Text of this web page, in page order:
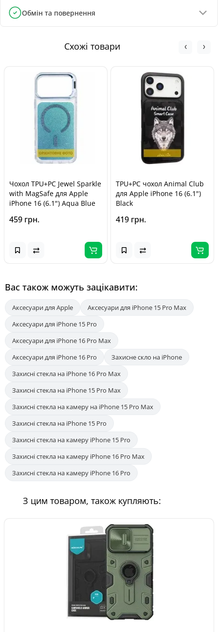
Відділення Нової Пошти - від 90 грн
Поштомати Нової Пошти - від 100 грн
Обмін та повернення
моменту покупки, відповідно до Закону України «Про
захист прав споживачів».Схожі товари
Чохол TPU+PC Jewel Sparkle
with MagSafe для Apple
iPhone 16 (6.1") Aqua Blue
459 грн.
TPU+PC чохол Animal Club
для Apple iPhone 16 (6.1")
Black
419 грн.
Вас також можуть зацікавити:
Аксесуари для Apple
Аксесуари для iPhone 15 Pro Max
Аксесуари для iPhone 15 Pro
Аксесуари для iPhone 16 Pro Max
Аксесуари для iPhone 16 Pro
Захисне скло на iPhone
Захисні стекла на iPhone 16 Pro Max
Захисні стекла на iPhone 15 Pro Max
Захисні стекла на камеру на iPhone 15 Pro Max
Захисні стекла на iPhone 15 Pro
Захисні стекла на камеру iPhone 15 Pro
Захисні стекла на камеру iPhone 16 Pro Max
Захисні стекла на камеру iPhone 16 Pro
З цим товаром, також купляють: